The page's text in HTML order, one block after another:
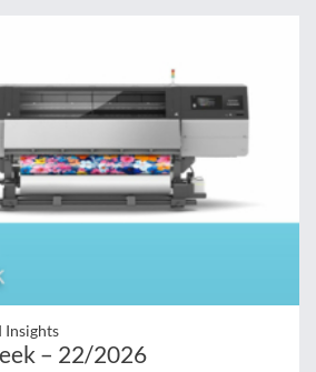
Insights
– 22/2026